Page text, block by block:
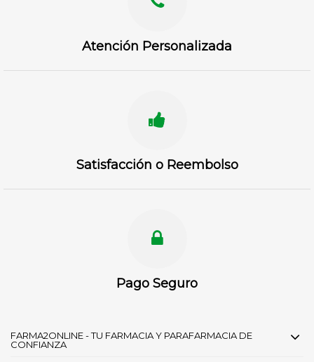
Atención Personalizada
Satisfacción o Reembolso
Pago Seguro
FARMA2ONLINE - TU FARMACIA Y PARAFARMACIA DE
CONFIANZA